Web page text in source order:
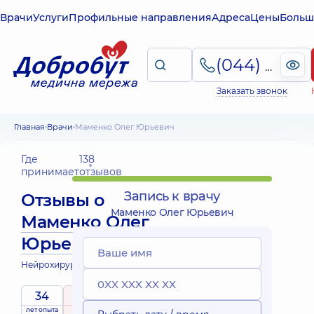
ВрачиУслугиПрофильные направленияАдресаЦены
(044) 495-2-888
Заказать звонок
Главная Врачи Маменко Олег Юрьевич
Где
принимает
138
отзывов
Отзывы о
Маменко Олег
Юрьевич
Нейрохирург
34
лет опыта
5 / 5
рейтингна основе
Эксперт
Запись к врачу
Маменко Олег Юрьевич